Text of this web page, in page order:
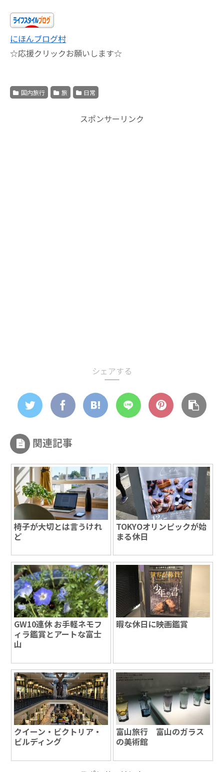
にほんブログ村
☆応援クリックお願いします☆
国内旅行 旅 日常
スポンサーリンク
シェアする
関連記事
椅子が大切とは言うけれ
ど
TOKYOオリンピックが始
まる休日
GW10連休 お手軽ネモフ
ィラ鑑賞とアートな富士
山
暇な休日に映画鑑賞
クイーン・ビクトリア・
ビルディング
富山旅行 富山のガラス
の美術館